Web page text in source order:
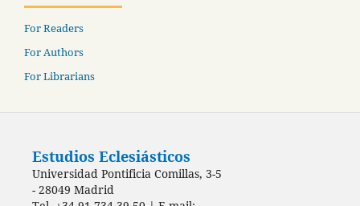
For Readers
For Authors
For Librarians
Estudios Eclesiásticos
Universidad Pontificia Comillas, 3-5
- 28049 Madrid